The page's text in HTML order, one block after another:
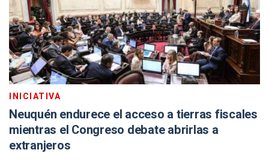
INICIATIVA
Neuquén endurece el acceso a tierras fiscales
mientras el Congreso debate abrirlas a
extranjeros